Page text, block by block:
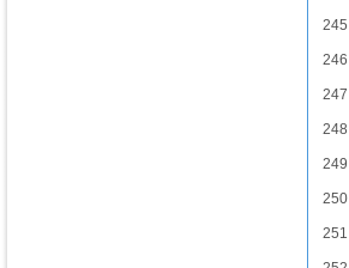
245
246
247
248
249
250
251